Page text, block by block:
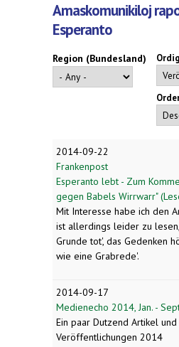
Amaskomunikiloj
Esperanto
Region (Bundesland)
2014-09-22
Frankenpost
Esperanto lebt - Zum
gegen Babels Wirrwarr"
Mit Interesse habe ich den
ist allerdings leider zu
Grunde tot', das Gedenken
wie eine Grabrede'.
2014-09-17
Medienecho 2014, Jan. -
Ein paar Dutzend Artikel
Veröffentlichungen 2014